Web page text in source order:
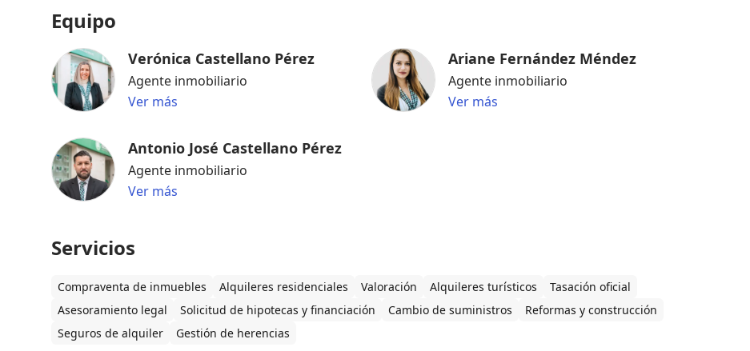
Equipo
Verónica Castellano Pérez
Agente inmobiliario
Ver más
Ariane Fernández Méndez
Agente inmobiliario
Ver más
Antonio José Castellano Pérez
Agente inmobiliario
Ver más
Servicios
Compraventa de inmuebles Alquileres residenciales Valoración Alquileres turísticos
Tasación oficial
Asesoramiento legal
Solicitud de hipotecas y financiación Cambio de suministros
Reformas y construcción
Seguros de alquiler
Gestión de herencias